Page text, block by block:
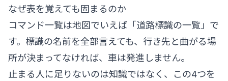
なぜ表を覚えても固まるのか
コマンド一覧は地図でいえば「道路標識の一覧」で
す。標識の名前を全部言えても、行き先と曲がる場
所が決まってなければ、車は発進しません。
止まる人に足りないのは知識ではなく、この4つを